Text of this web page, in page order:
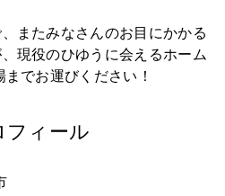
またみなさんのお目にかかる
現役のひゆうに会えるホーム
でお運びください！
フィール